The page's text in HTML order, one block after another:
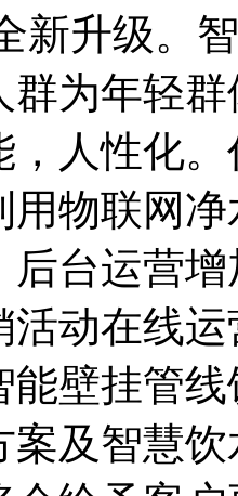
新升级。
群为年轻
，人性化
用物联网
后台运营
活动在线
能壁挂管
案及智慧